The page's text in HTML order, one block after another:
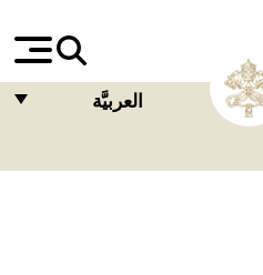
العربيَّة